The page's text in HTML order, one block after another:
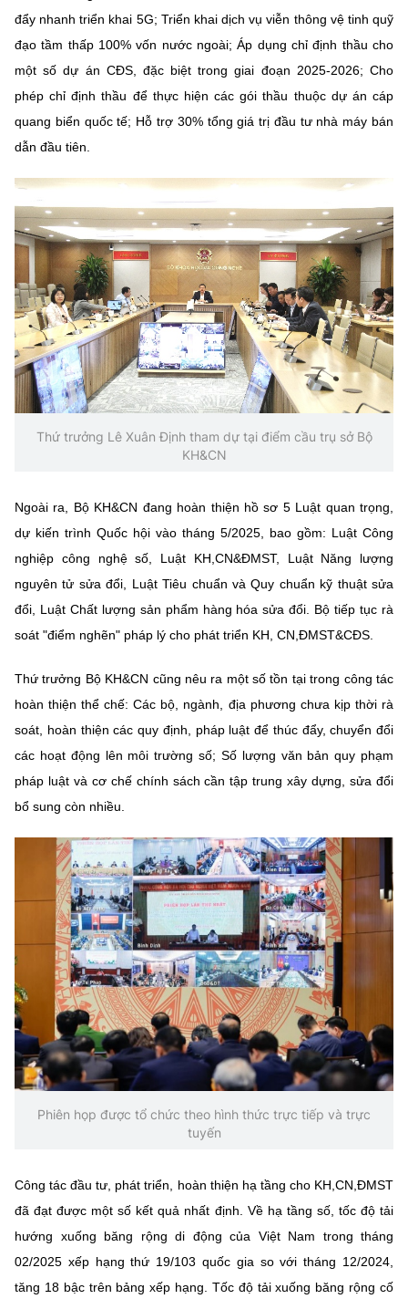
đẩy nhanh triển khai 5G; Triển khai dịch vụ viễn thông vệ tinh quỹ
đạo tầm thấp 100% vốn nước ngoài; Áp dụng chỉ định thầu cho
một số dự án CĐS, đặc biệt trong giai đoạn 2025-2026; Cho
phép chỉ định thầu để thực hiện các gói thầu thuộc dự án cáp
quang biển quốc tế; Hỗ trợ 30% tổng giá trị đầu tư nhà máy bán
dẫn đầu tiên.
Thứ trưởng Lê Xuân Định tham dự tại điểm cầu trụ sở Bộ
KH&CN
Ngoài ra, Bộ KH&CN đang hoàn thiện hồ sơ 5 Luật quan trọng,
dự kiến trình Quốc hội vào tháng 5/2025, bao gồm: Luật Công
nghiệp công nghệ số, Luật KH,CN&ĐMST, Luật Năng lượng
nguyên tử sửa đổi, Luật Tiêu chuẩn và Quy chuẩn kỹ thuật sửa
đổi, Luật Chất lượng sản phẩm hàng hóa sửa đổi. Bộ tiếp tục rà
soát "điểm nghẽn" pháp lý cho phát triển KH, CN,ĐMST&CĐS.
Thứ trưởng Bộ KH&CN cũng nêu ra một số tồn tại trong công tác
hoàn thiện thể chế: Các bộ, ngành, địa phương chưa kịp thời rà
soát, hoàn thiện các quy định, pháp luật để thúc đẩy, chuyển đổi
các hoạt động lên môi trường số; Số lượng văn bản quy phạm
pháp luật và cơ chế chính sách cần tập trung xây dựng, sửa đổi
bổ sung còn nhiều.
Phiên họp được tổ chức theo hình thức trực tiếp và trực
tuyến
Công tác đầu tư, phát triển, hoàn thiện hạ tầng cho KH,CN,ĐMST
đã đạt được một số kết quả nhất định. Về hạ tầng số, tốc độ tải
hướng xuống băng rộng di động của Việt Nam trong tháng
02/2025 xếp hạng thứ 19/103 quốc gia so với tháng 12/2024,
tăng 18 bậc trên bảng xếp hạng. Tốc độ tải xuống băng rộng cố